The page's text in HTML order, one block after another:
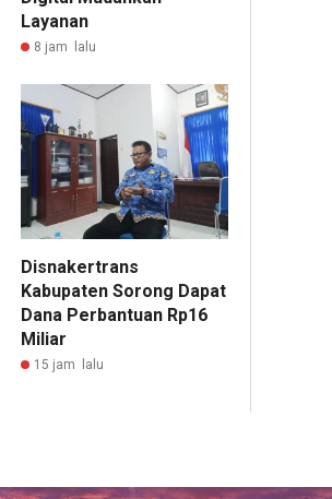
Layanan
8 jam lalu
Disnakertrans
Kabupaten Sorong Dapat
Dana Perbantuan Rp16
Miliar
15 jam lalu